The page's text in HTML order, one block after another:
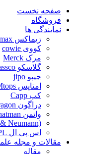
صفحه نخست
فروشگاه
نمایندگی ها
زیماکس simax
کووی cowie
مرک Merck
گلاسکو Glassco
جیپو jipo
امتاپس Mtops
کپ Capp
دراگون Dragon
واتمن whatman
Neumann)
اس پی ال SPL
مقالات و مجله
مقاله